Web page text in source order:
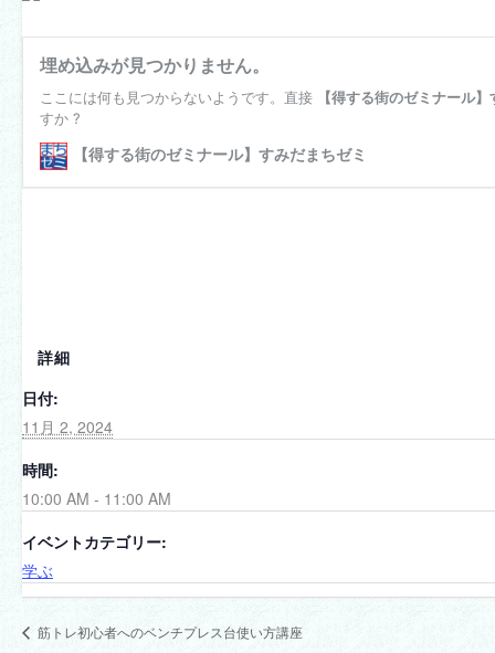
詳細
日付:
11月 2, 2024
時間:
10:00 AM - 11:00 AM
イベントカテゴリー:
学ぶ
筋トレ初心者へのベンチプレス台使い方講座